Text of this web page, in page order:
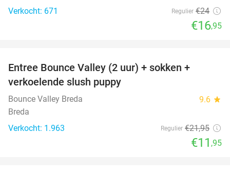
Verkocht: 671
Regulier €24
€16,95
Entree Bounce Valley (2 uur) + sokken +
verkoelende slush puppy
Bounce Valley Breda 9.6 star
Breda
Verkocht: 1.963
Regulier €21,95
€11 ,95